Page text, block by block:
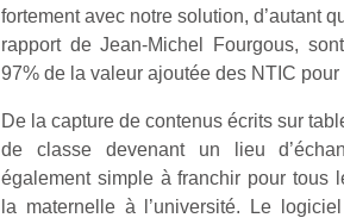
fortement avec notre solution, d’autant
rapport de Jean-Michel Fourgous,
97% de la valeur ajoutée des NTIC pour
De la capture de contenus écrits sur
de classe devenant un lieu
également simple à franchir pour tous
la maternelle à l’université. Le